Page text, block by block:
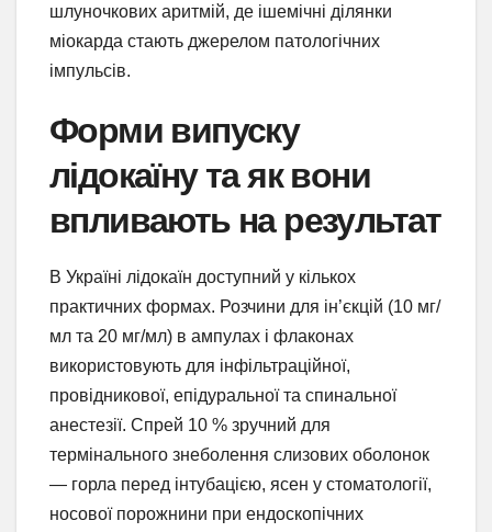
шлуночкових аритмій, де ішемічні ділянки
міокарда стають джерелом патологічних
імпульсів.
Форми випуску
лідокаїну та як вони
впливають на результат
В Україні лідокаїн доступний у кількох
практичних формах. Розчини для ін’єкцій (10 мг/
мл та 20 мг/мл) в ампулах і флаконах
використовують для інфільтраційної,
провідникової, епідуральної та спинальної
анестезії. Спрей 10 % зручний для
термінального знеболення слизових оболонок
— горла перед інтубацією, ясен у стоматології,
носової порожнини при ендоскопічних